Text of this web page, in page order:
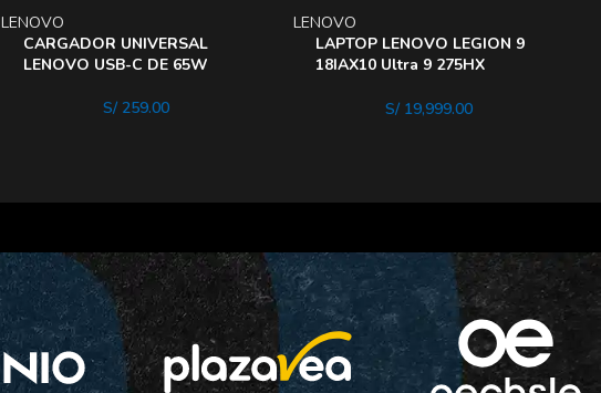
CARGADOR UNIVERSAL
LENOVO USB-C DE 65W
LENOVO
S/259.00
LAPTOP LENOVO LEGION 9
18IAX10 Ultra 9 275HX
SSD M2 (copia)
LENOVO
S/19,999.00